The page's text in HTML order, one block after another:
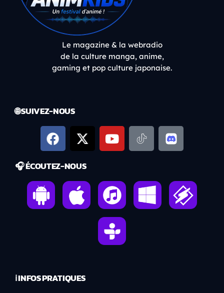
Le magazine & la webradio
de la culture manga, anime,
gaming et pop culture japonaise.
🌐 SUIVEZ-NOUS
🎧 ÉCOUTEZ-NOUS
ℹ️ INFOS PRATIQUES